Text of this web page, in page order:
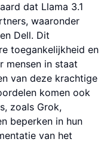
dat Llama 3.1
waaronder
Dell. Dit
toegankelijkheid en
mensen in staat
van deze krachtige
komen ook
zoals Grok,
beperken in hun
van het